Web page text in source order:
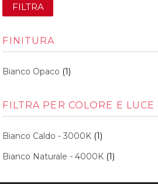
FILTRA
FINITURA
Bianco Opaco (1)
FILTRA PER COLORE E LUCE
Bianco Caldo - 3000K (1)
Bianco Naturale - 4000K (1)